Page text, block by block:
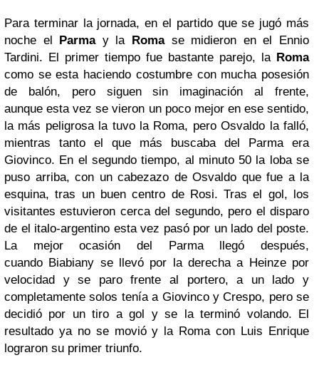
Para terminar la jornada, en el partido que se jugó más
noche el Parmay la Romase midieron en el Ennio
Tardini. El primer tiempo fue bastante parejo, la Roma
como se esta haciendo costumbre con mucha posesión
de balón, pero siguen sin imaginación al frente,
aunque esta vez se vieron un poco mejor en ese sentido,
la más peligrosa la tuvo la Roma, pero Osvaldo la falló,
mientras tanto el que más buscaba del Parma era
Giovinco. En el segundo tiempo, al minuto 50 la loba se
puso arriba, con un cabezazo de Osvaldo que fue a la
esquina, tras un buen centro de Rosi. Tras el gol, los
visitantes estuvieron cerca del segundo, pero el disparo
de el italo-argentino esta vez pasó por un lado del poste.
La mejor ocasión del Parma llegó después,
cuando Biabiany se llevó por la derecha a Heinze por
velocidad y se paro frente al portero, a un lado y
completamente solos tenía a Giovinco y Crespo, pero se
decidió por un tiro a gol y se la terminó volando. El
resultado ya no se movió y la Roma con Luis Enrique
lograron su primer triunfo.